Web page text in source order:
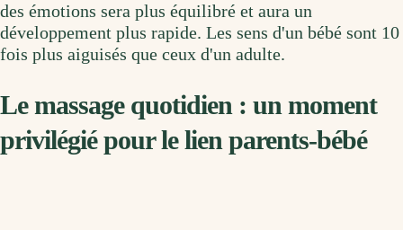
des émotions sera plus équilibré et aura un
développement plus rapide. Les sens d'un bébé sont 10
fois plus aiguisés que ceux d'un adulte.
Le massage quotidien : un moment
privilégié pour le lien parents-bébé